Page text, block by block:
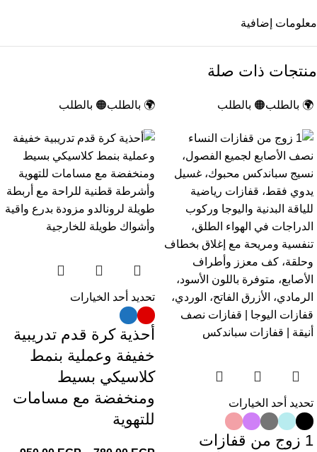
معلومات إضافية
منتجات ذات صلة
🌍 بالطلب🟠 بالطلب
تحديد أحد الخيارات
1 زوج من قفازات
🌍 بالطلب🟠 بالطلب
تحديد أحد الخيارات
أحذية كرة قدم تدريبية
خفيفة وعملية بنمط
كلاسيكي بسيط
ومنخفضة مع مسامات
للتهوية